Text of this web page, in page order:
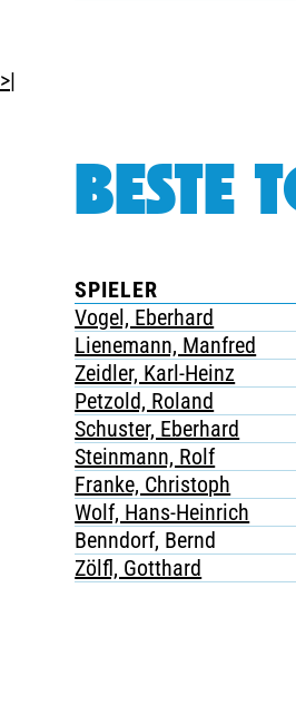
>|
BESTE
SPIELER
Vogel, Eberhard
Lienemann, Manfred
Zeidler, Karl-Heinz
Petzold, Roland
Schuster, Eberhard
Steinmann, Rolf
Franke, Christoph
Wolf, Hans-Heinrich
Benndorf, Bernd
Zölfl, Gotthard